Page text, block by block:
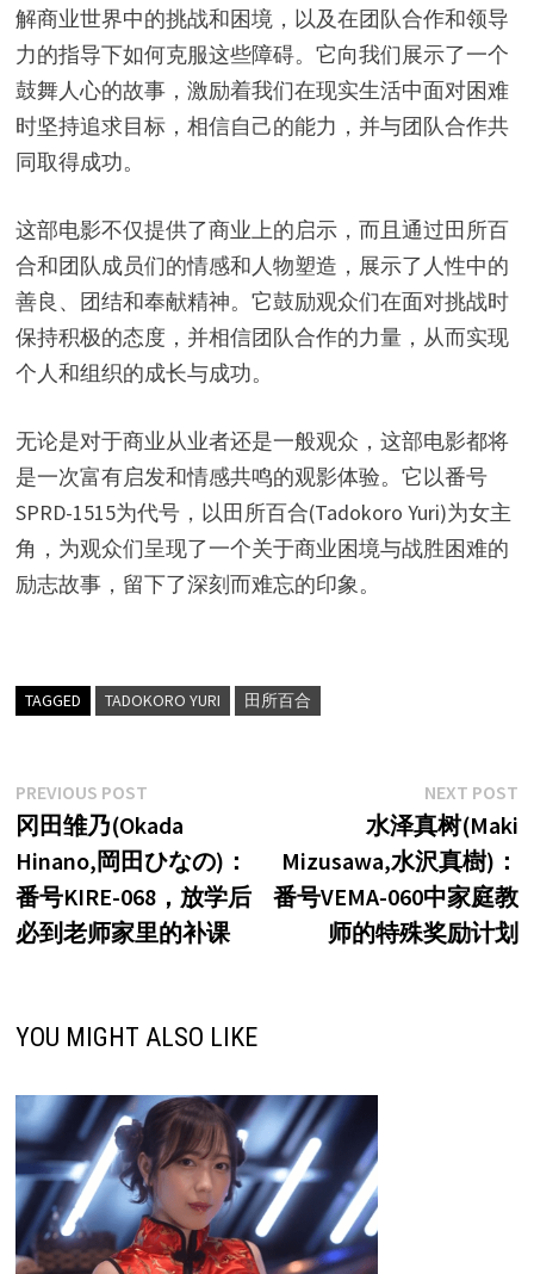
解商业世界中的挑战和困境，以及在团队合作和领导
力的指导下如何克服这些障碍。它向我们展示了一个
鼓舞人心的故事，激励着我们在现实生活中面对困难
时坚持追求目标，相信自己的能力，并与团队合作共
同取得成功。
这部电影不仅提供了商业上的启示，而且通过田所百
合和团队成员们的情感和人物塑造，展示了人性中的
善良、团结和奉献精神。它鼓励观众们在面对挑战时
保持积极的态度，并相信团队合作的力量，从而实现
个人和组织的成长与成功。
无论是对于商业从业者还是一般观众，这部电影都将
是一次富有启发和情感共鸣的观影体验。它以番号
SPRD-1515为代号，以田所百合(Tadokoro Yuri)为女主
角，为观众们呈现了一个关于商业困境与战胜困难的
励志故事，留下了深刻而难忘的印象。
TAGGED TADOKORO YURI 田所百合
文
章
导
航
PREVIOUS POSTPrevious
post:
冈田雏乃(Okada
Hinano,岡田ひなの)：
番号KIRE-068，放学后
必到老师家里的补课
NEXT POST
水泽真树(Maki
Mizusawa,水沢真樹)：
番号VEMA-060中家庭教
师的特殊奖励计划
YOU MIGHT ALSO LIKE